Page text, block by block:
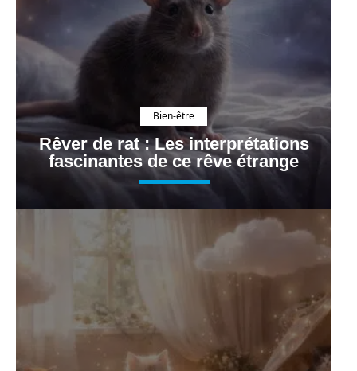
Bien-être
Rêver de rat : Les interprétations
fascinantes de ce rêve étrange